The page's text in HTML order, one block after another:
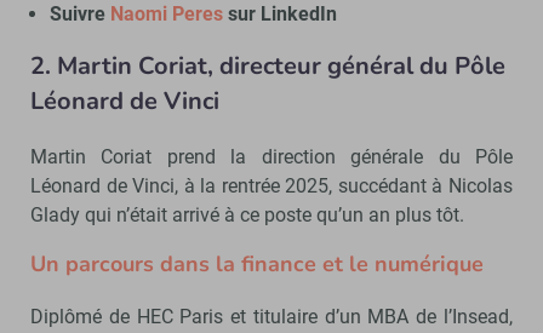
Suivre Naomi Peressur LinkedIn
2. Martin Coriat, directeur général du Pôle
Léonard de Vinci
Martin Coriat prend la direction générale du Pôle
Léonard de Vinci, à la rentrée 2025, succédant à Nicolas
Glady qui n’était arrivé à ce poste qu’un an plus tôt.
Un parcours dans la finance et le numérique
Diplômé de HEC Paris et titulaire d’un MBA de l’Insead,